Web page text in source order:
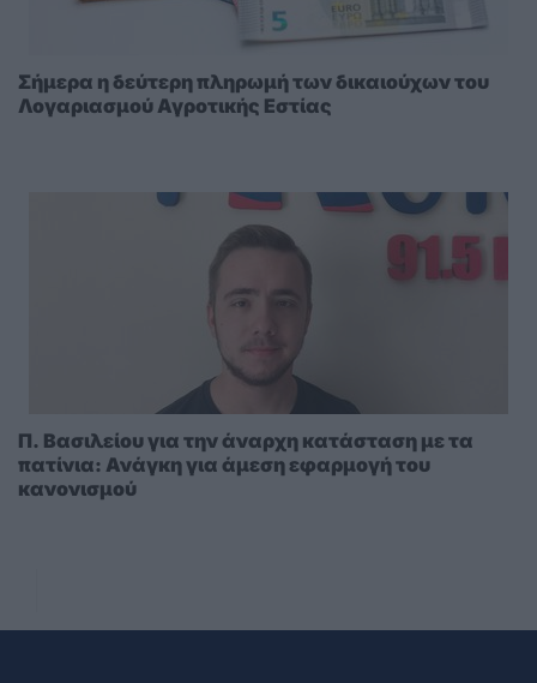
Σήμερα η δεύτερη πληρωμή των δικαιούχων του
Λογαριασμού Αγροτικής Εστίας
Π. Βασιλείου για την άναρχη κατάσταση με τα
πατίνια: Ανάγκη για άμεση εφαρμογή του
κανονισμού